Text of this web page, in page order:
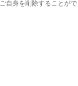
身を削除することがで